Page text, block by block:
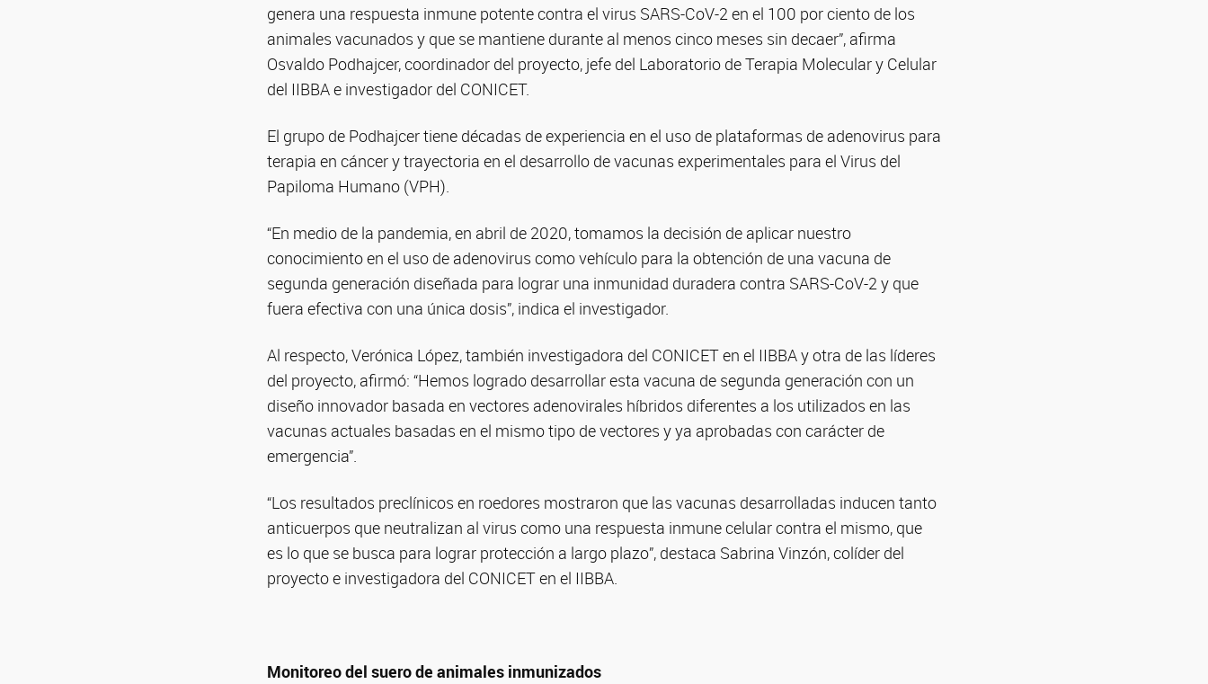
genera una respuesta inmune potente contra el virus SARS-CoV-2 en el 100 por ciento de los
animales vacunados y que se mantiene durante al menos cinco meses sin decaer”, afirma
Osvaldo Podhajcer, coordinador del proyecto, jefe del Laboratorio de Terapia Molecular y Celular
del IIBBA e investigador del CONICET.
El grupo de Podhajcer tiene décadas de experiencia en el uso de plataformas de adenovirus para
terapia en cáncer y trayectoria en el desarrollo de vacunas experimentales para el Virus del
Papiloma Humano (VPH).
“En medio de la pandemia, en abril de 2020, tomamos la decisión de aplicar nuestro
conocimiento en el uso de adenovirus como vehículo para la obtención de una vacuna de
segunda generación diseñada para lograr una inmunidad duradera contra SARS-CoV-2 y que
fuera efectiva con una única dosis”, indica el investigador.
Al respecto, Verónica López, también investigadora del CONICET en el IIBBA y otra de las líderes
del proyecto, afirmó: “Hemos logrado desarrollar esta vacuna de segunda generación con un
diseño innovador basada en vectores adenovirales híbridos diferentes a los utilizados en las
vacunas actuales basadas en el mismo tipo de vectores y ya aprobadas con carácter de
emergencia”.
“Los resultados preclínicos en roedores mostraron que las vacunas desarrolladas inducen tanto
anticuerpos que neutralizan al virus como una respuesta inmune celular contra el mismo, que
es lo que se busca para lograr protección a largo plazo”, destaca Sabrina Vinzón, colíder del
proyecto e investigadora del CONICET en el IIBBA.
Monitoreo del suero de animales inmunizados